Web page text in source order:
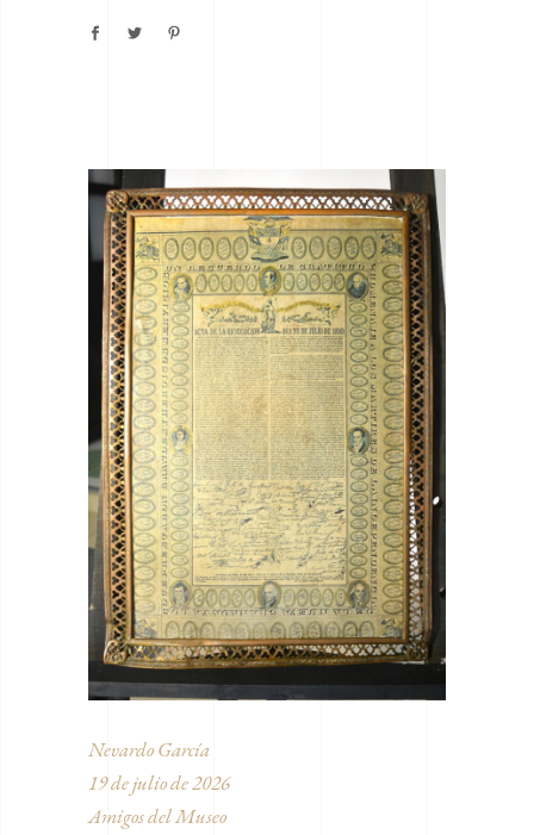
Nevardo García
19 de julio de 2026
Amigos del Museo